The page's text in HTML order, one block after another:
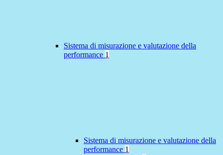
Sistema di misurazione e valutazione della
performance 1
Sistema di misurazione e valutazione della
performance 1